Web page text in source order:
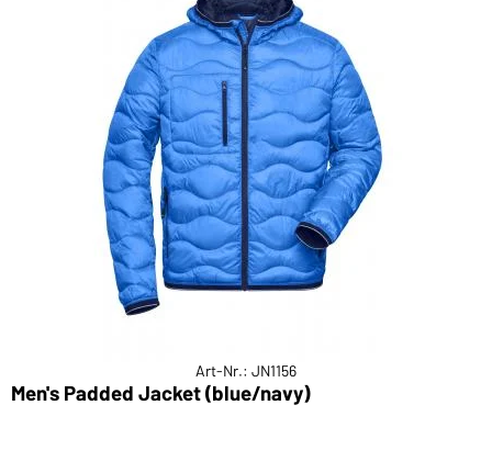
Art-Nr.: JN1156
Men's Padded Jacket (blue/navy)